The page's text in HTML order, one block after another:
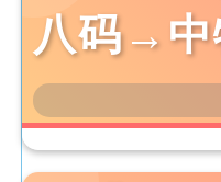
八码→中